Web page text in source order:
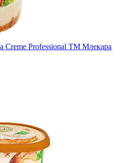
Professional TM Млекара